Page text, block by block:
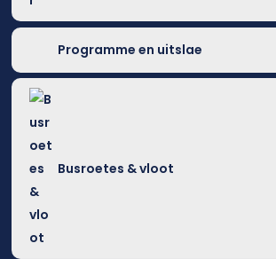
Programme en uitslae
Busroetes & vloot